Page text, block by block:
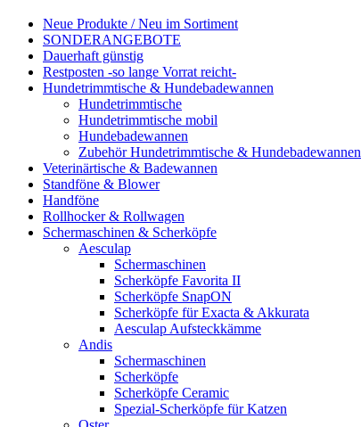
Neue Produkte / Neu im Sortiment
SONDERANGEBOTE
Dauerhaft günstig
Restposten -so lange Vorrat reicht-
Hundetrimmtische & Hundebadewannen
Hundetrimmtische
Hundetrimmtische mobil
Hundebadewannen
Zubehör Hundetrimmtische & Hundebadewannen
Veterinärtische & Badewannen
Standföne & Blower
Handföne
Rollhocker & Rollwagen
Schermaschinen & Scherköpfe
Aesculap
Schermaschinen
Scherköpfe Favorita II
Scherköpfe SnapON
Scherköpfe für Exacta & Akkurata
Aesculap Aufsteckkämme
Andis
Schermaschinen
Scherköpfe
Scherköpfe Ceramic
Spezial-Scherköpfe für Katzen